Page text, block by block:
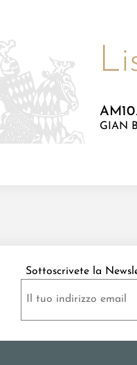
GIAN
Sottoscrivete la